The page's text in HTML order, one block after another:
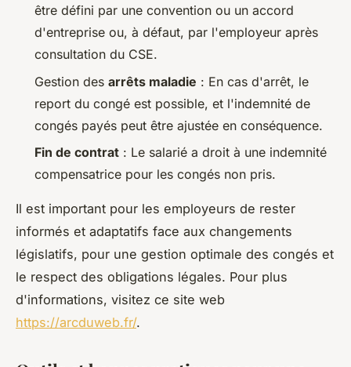
être défini par une convention ou un accord
d'entreprise ou, à défaut, par l'employeur après
consultation du CSE.
Gestion des arrêts maladie : En cas d'arrêt, le
report du congé est possible, et l'indemnité de
congés payés peut être ajustée en conséquence.
Fin de contrat : Le salarié a droit à une indemnité
compensatrice pour les congés non pris.
Il est important pour les employeurs de rester
informés et adaptatifs face aux changements
législatifs, pour une gestion optimale des congés et
le respect des obligations légales. Pour plus
d'informations, visitez ce site web
https://arcduweb.fr/.